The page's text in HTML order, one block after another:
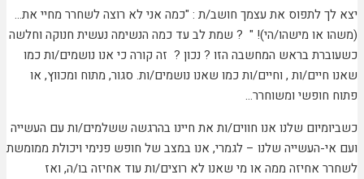
יצא לך לתפוס את עצמך חושב/ת : "כמה אני לא רוצה לשחרר מחיי את…
(משהו או מישהו/הי)! " ? שמת לב עד כמה הנשימה נעשית חנוקה וחלשה
כשעוברת בראש המחשבה הזו ? נכון ? זה קורה כי אנו נושמים/ות כמו
שאנו חיים/ות , וחיים/ות כמו שאנו נושמים/ות. סגור, מתוח ומכווץ, או
פתוח חופשי ומשוחרר…
כשביומיום שלנו אנו חווים/ות את חיינו בהרגשה ששלמים/ות עם העשייה
ועם אי-העשייה שלנו – לגמרי, אנו במצב של חופש פנימי ויכולת ממומשת
לשחרר אחיזה ממה או מי שאנו לא רוצים/ות עוד אחיזה בו/ה, ואז